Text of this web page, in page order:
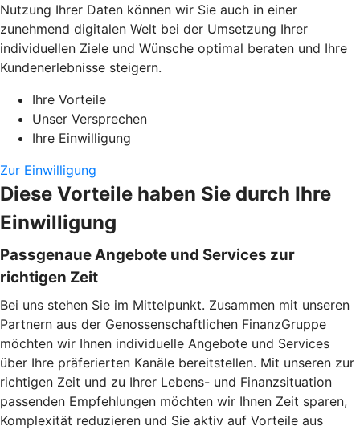
Nutzung Ihrer Daten können wir Sie auch in einer
zunehmend digitalen Welt bei der Umsetzung Ihrer
individuellen Ziele und Wünsche optimal beraten und Ihre
Kundenerlebnisse steigern.
Ihre Vorteile
Unser Versprechen
Ihre Einwilligung
Zur Einwilligung
Diese Vorteile haben Sie durch Ihre
Einwilligung
Passgenaue Angebote und Services zur
richtigen Zeit
Bei uns stehen Sie im Mittelpunkt. Zusammen mit unseren
Partnern aus der Genossenschaftlichen FinanzGruppe
möchten wir Ihnen individuelle Angebote und Services
über Ihre präferierten Kanäle bereitstellen. Mit unseren zur
richtigen Zeit und zu Ihrer Lebens- und Finanzsituation
passenden Empfehlungen möchten wir Ihnen Zeit sparen,
Komplexität reduzieren und Sie aktiv auf Vorteile aus